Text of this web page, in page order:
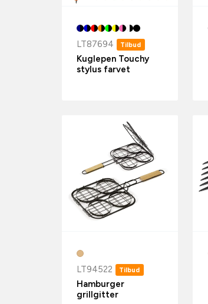
LT87694 Tilbud
Kuglepen Touchy
stylus farvet
LT94522 Tilbud
Hamburger
grillgitter